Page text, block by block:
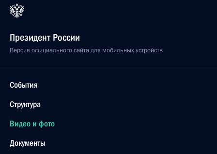
Президент России
Версия официального сайта для мобильных устройств
События
Структура
Видео и фото
Документы